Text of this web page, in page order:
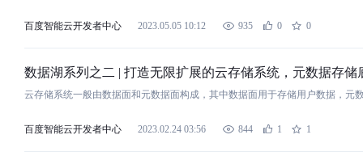
百度智能云开发者中心 2023.05.05 10:12 935 0 0
数据湖系列之二 | 打造无限扩展的云存储系统，元数据存储
云存储系统一般由数据面和元数据面构成，其中数据面用于存储用户数据，元
百度智能云开发者中心 2023.02.24 03:56 844 1 1